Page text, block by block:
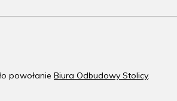
powołanie Biura Odbudowy Stolicy.